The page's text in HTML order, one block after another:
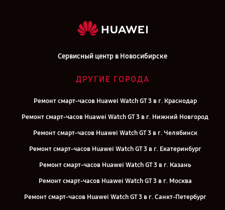
Сервисный центр в Новосибирске
ДРУГИЕ ГОРОДА
Ремонт смарт-часов Huawei Watch GT 3 в г. Краснодар
Ремонт смарт-часов Huawei Watch GT 3 в г. Нижний Новгород
Ремонт смарт-часов Huawei Watch GT 3 в г. Челябинск
Ремонт смарт-часов Huawei Watch GT 3 в г. Екатеринбург
Ремонт смарт-часов Huawei Watch GT 3 в г. Казань
Ремонт смарт-часов Huawei Watch GT 3 в г. Москва
Ремонт смарт-часов Huawei Watch GT 3 в г. Санкт-Петербург